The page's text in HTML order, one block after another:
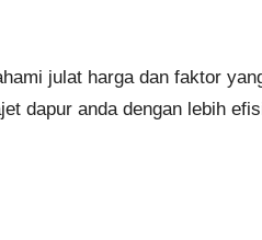
julat harga dan faktor
dapur anda dengan lebih